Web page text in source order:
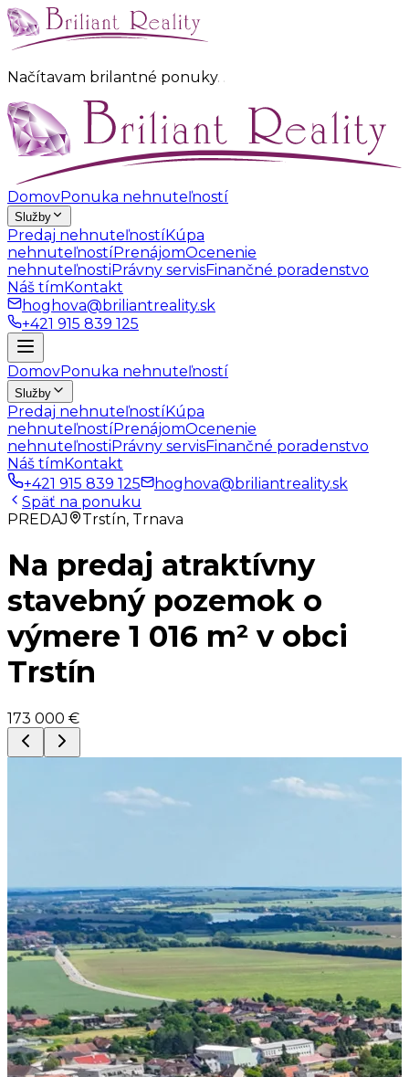
Načítavam brilantné ponuky. .
DomovPonuka nehnuteľností
Služby
Predaj nehnuteľnostíKúpa
nehnuteľnostíPrenájomOcenenie
nehnuteľnostiPrávny servisFinančné poradenstvo
Náš tímKontakt
hoghova@briliantreality.sk
+421 915 839 125
DomovPonuka nehnuteľností
Služby
Predaj nehnuteľnostíKúpa
nehnuteľnostíPrenájomOcenenie
nehnuteľnostiPrávny servisFinančné poradenstvo
Náš tímKontakt
+421 915 839 125
hoghova@briliantreality.sk
Späť na ponuku
PREDAJ
Trstín, Trnava
Na predaj atraktívny
stavebný pozemok o
výmere 1 016 m² v obci
Trstín
173 000 €